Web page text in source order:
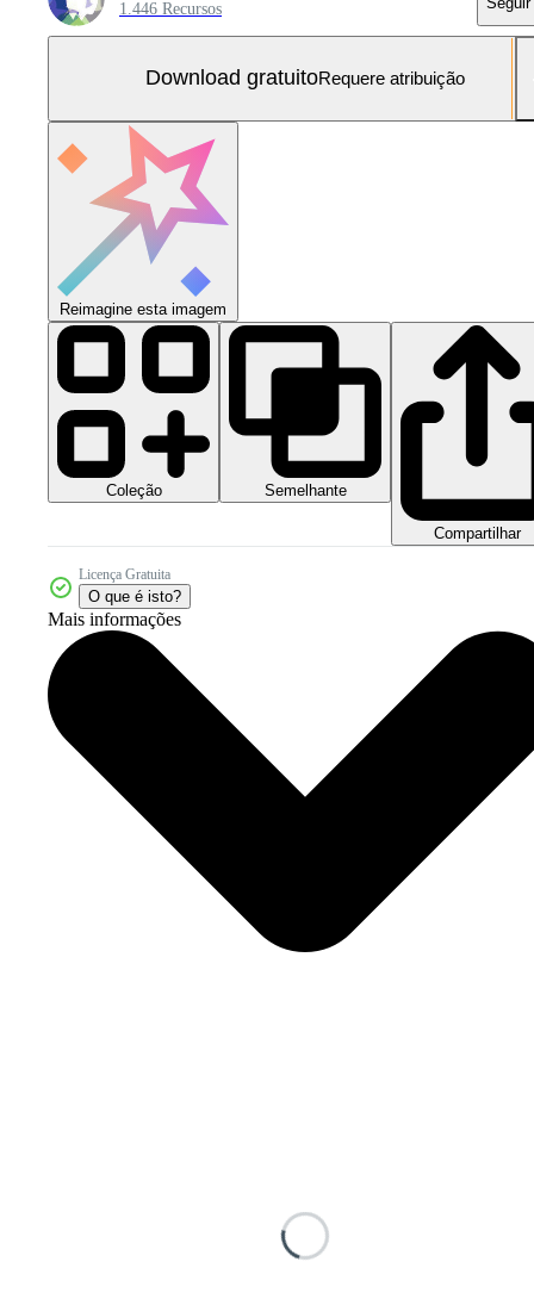
1.446 Recursos
Download gratuitoRequere atribuição
Reimagine esta imagem
Coleção Semelhante
Compartilhar
Licença Gratuita
O que é isto?
Mais informações